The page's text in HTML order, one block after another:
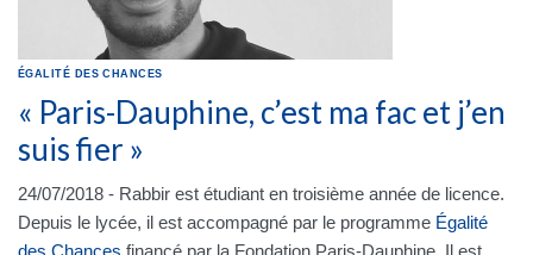
ÉGALITÉ DES CHANCES
« Paris-Dauphine, c’est ma fac et j’en
suis fier »
24/07/2018 - Rabbir est étudiant en troisième année de licence.
Depuis le lycée, il est accompagné par le programme Égalité
des Chances financé par la Fondation Paris-Dauphine. Il est